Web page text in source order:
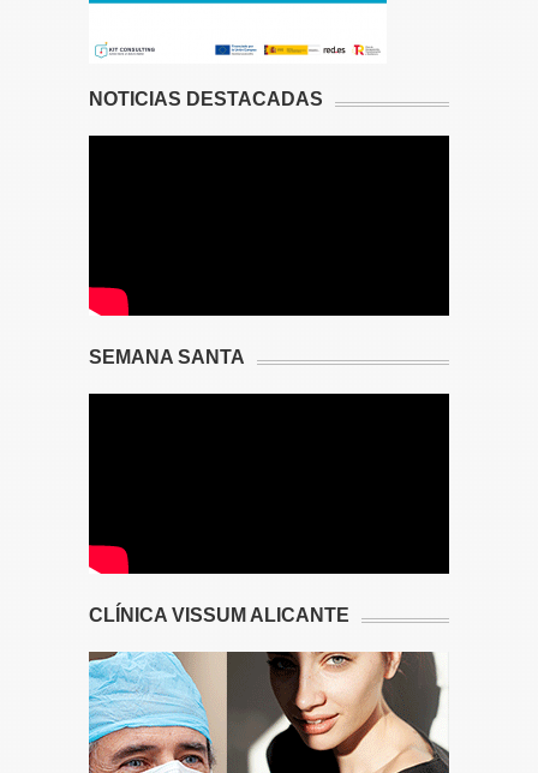
NOTICIAS DESTACADAS
SEMANA SANTA
CLÍNICA VISSUM ALICANTE